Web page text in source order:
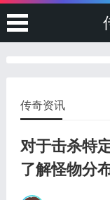
传奇资讯
对于击杀特
了解怪物分